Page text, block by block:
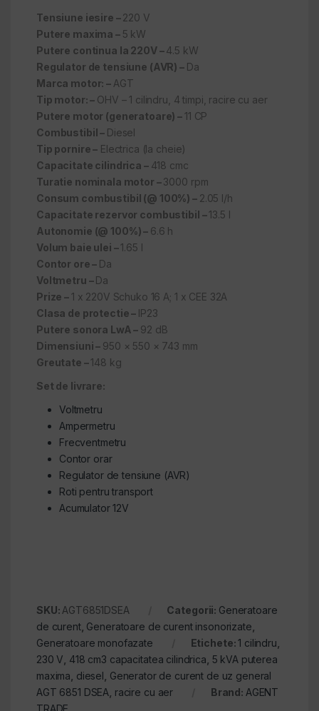
Tensiune iesire –220 V
Putere maxima – 5 kW
Putere continua la 220V –4.5 kW
Regulator de tensiune (AVR) – Da
Marca motor: – AGT
Tip motor: – OHV – 1 cilindru, 4 timpi, racire cu aer
Putere motor (generatoare) – 11 CP
Combustibil – Diesel
Tip pornire – Electrica (la cheie)
Capacitate cilindrica – 418 cmc
Turatie nominala motor –3000 rpm
Consum combustibil (@ 100%) – 2.05 l/h
Capacitate rezervor combustibil –13.5 l
Autonomie (@ 100%) – 6.6 h
Volum baie ulei –1.65 l
Contor ore – Da
Voltmetru –Da
Prize – 1 x 220V Schuko 16 A; 1 x CEE 32A
Clasa de protectie – IP23
Putere sonora LwA – 92 dB
Dimensiuni – 950 × 550 × 743 mm
Greutate –148 kg
Set de livrare:
Voltmetru
Ampermetru
Frecventmetru
Contor orar
Regulator de tensiune (AVR)
Roti pentru transport
Acumulator 12V
SKU: AGT6851DSEA Categorii: Generatoare
de curent, Generatoare de curent insonorizate
Generatoare monofazate
Etichete:1 cilindru
230 V 418 cm3 capacitatea cilindrica 5 kVA puterea
maxima diesel Generator de curent de uz general
AGT 6851 DSEA racire cu aer Brand: AGENT